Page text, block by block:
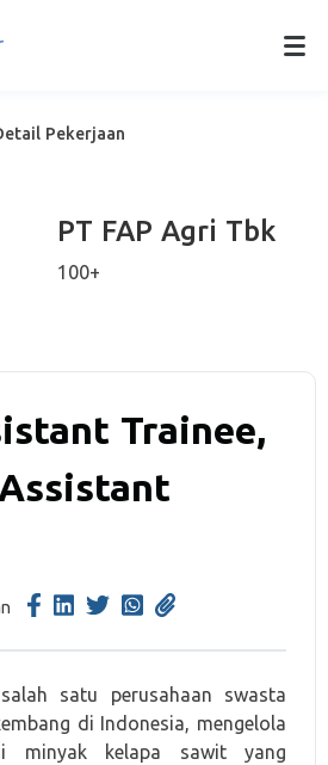
Pekerjaan
PT FAP Agri Tbk
100+
Trainee,
satu perusahaan swasta
di Indonesia, mengelola
minyak kelapa sawit yang